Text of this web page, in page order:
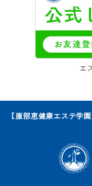
エ
【服部恵健康エステ学